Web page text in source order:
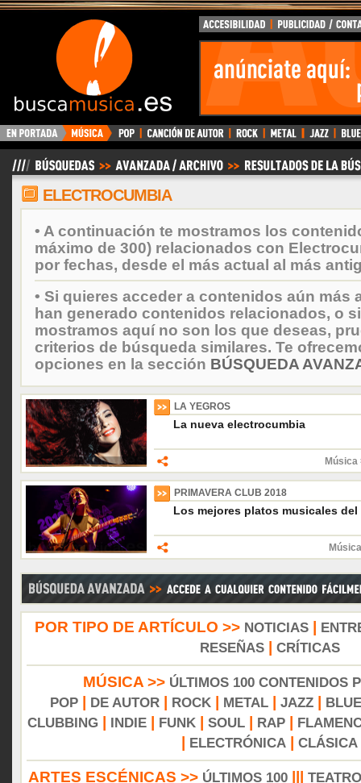
BuscaMusica.es
ELECTROCUMBIA
• A continuación te mostramos los
máximo de 300) relacionados con
por fechas, desde el más actual al más
• Si quieres acceder a contenidos aún más
han generado contenidos relacionados, o
mostramos aquí no son los que deseas,
criterios de búsqueda similares. Te
opciones en la sección BÚSQUEDA
LA YEGROS
La nueva electrocumbia
Música
PRIMAVERA CLUB 2018
Los mejores platos musicales
POR TIPO DE ARTÍCULO >> NOTICIAS|
RESEÑAS| CRÍTICAS
MÚSICA >> ÚLTIMOS 100 CONTENIDOS
POP
DE AUTOR ROCK METAL JAZZ
CLUBBING
INDIE FUNK SOUL RAP
ELECTRÓNICA CLÁSICA
ARTES ESCÉNICAS >> ÚLTIMOS 100||| TEATRO